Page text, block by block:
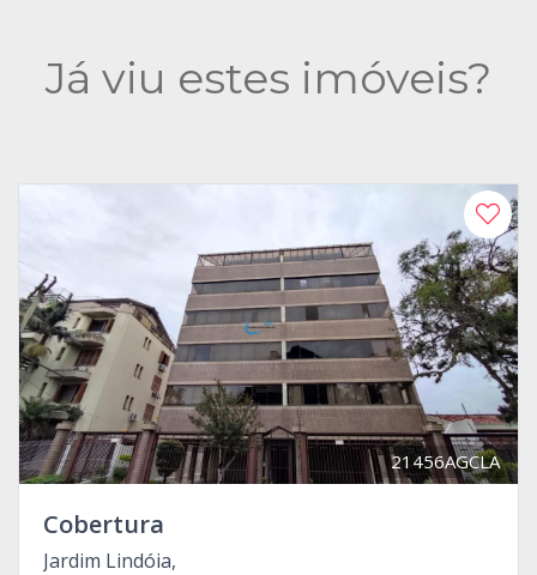
Já viu estes imóveis?
21456AGCLA
Cobertura
Jardim Lindóia,